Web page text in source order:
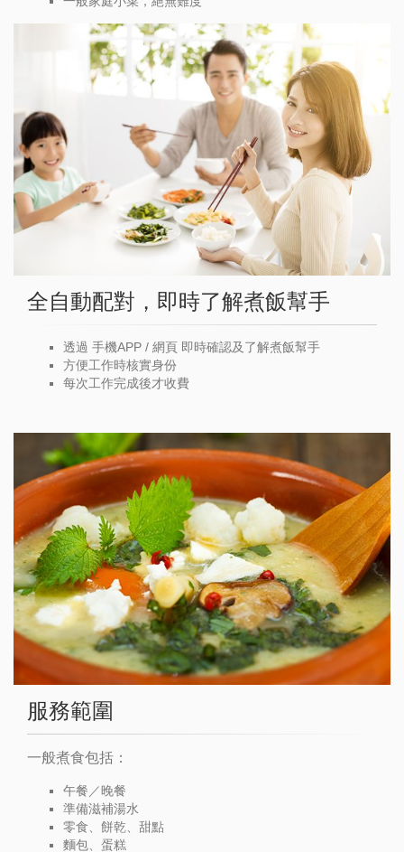
全自動配對，即時了解煮飯幫手
透過 手機APP / 網頁 即時確認及了解煮飯幫手
方便工作時核實身份
每次工作完成後才收費
服務範圍
一般煮食包括：
午餐／晚餐
準備滋補湯水
零食、餅乾、甜點
麵包、蛋糕